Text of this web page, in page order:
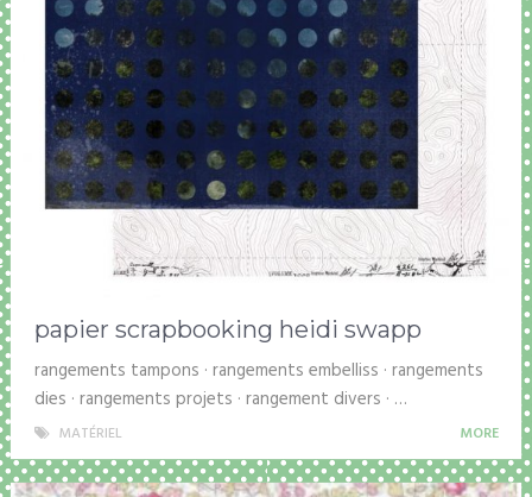
papier scrapbooking heidi swapp
rangements tampons · rangements embelliss · rangements
dies · rangements projets · rangement divers · …
MATÉRIEL MORE